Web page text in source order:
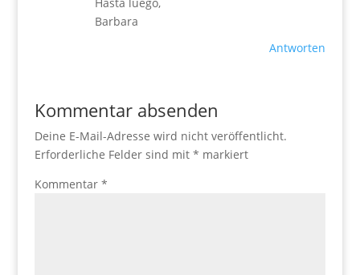
Barbara
Antworten
Kommentar absenden
Deine E-Mail-Adresse wird nicht veröffentlicht.
Erforderliche Felder sind mit * markiert
Kommentar *